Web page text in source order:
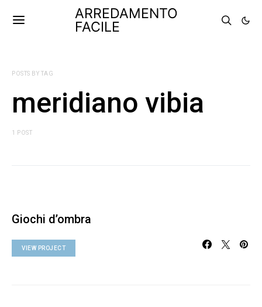
ARREDAMENTO
FACILE
POSTS BY TAG
meridiano vibia
1 POST
Giochi d’ombra
VIEW PROJECT